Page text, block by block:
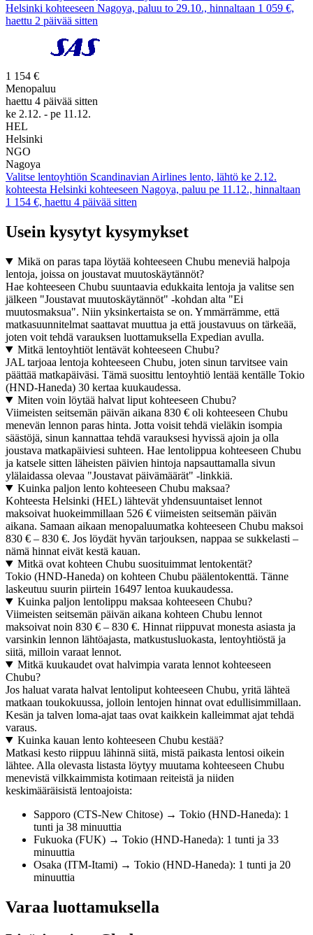
Helsinki kohteeseen Nagoya, paluu to 29.10., hinnaltaan 1 059 €,
haettu 2 päivää sitten
1 154 €
Menopaluu
haettu 4 päivää sitten
ke 2.12. - pe 11.12.
HEL
Helsinki
NGO
Nagoya
Valitse lentoyhtiön Scandinavian Airlines lento, lähtö ke 2.12.
kohteesta Helsinki kohteeseen Nagoya, paluu pe 11.12., hinnaltaan
1 154 €, haettu 4 päivää sitten
Usein kysytyt kysymykset
Mikä on paras tapa löytää kohteeseen Chubu meneviä halpoja
lentoja, joissa on joustavat muutoskäytännöt?
Hae kohteeseen Chubu suuntaavia edukkaita lentoja ja valitse sen
jälkeen "Joustavat muutoskäytännöt" -kohdan alta "Ei
muutosmaksua". Niin yksinkertaista se on. Ymmärrämme, että
matkasuunnitelmat saattavat muuttua ja että joustavuus on tärkeää,
joten voit tehdä varauksen luottamuksella Expedian avulla.
Mitkä lentoyhtiöt lentävät kohteeseen Chubu?
JAL tarjoaa lentoja kohteeseen Chubu, joten sinun tarvitsee vain
päättää matkapäiväsi. Tämä suosittu lentoyhtiö lentää kentälle Tokio
(HND-Haneda) 30 kertaa kuukaudessa.
Miten voin löytää halvat liput kohteeseen Chubu?
Viimeisten seitsemän päivän aikana 830 € oli kohteeseen Chubu
menevän lennon paras hinta. Jotta voisit tehdä vieläkin isompia
säästöjä, sinun kannattaa tehdä varauksesi hyvissä ajoin ja olla
joustava matkapäiviesi suhteen. Hae lentolippua kohteeseen Chubu
ja katsele sitten läheisten päivien hintoja napsauttamalla sivun
ylälaidassa olevaa "Joustavat päivämäärät" -linkkiä.
Kuinka paljon lento kohteeseen Chubu maksaa?
Kohteesta Helsinki (HEL) lähtevät yhdensuuntaiset lennot
maksoivat huokeimmillaan 526 € viimeisten seitsemän päivän
aikana. Samaan aikaan menopaluumatka kohteeseen Chubu maksoi
830 € – 830 €. Jos löydät hyvän tarjouksen, nappaa se sukkelasti –
nämä hinnat eivät kestä kauan.
Mitkä ovat kohteen Chubu suosituimmat lentokentät?
Tokio (HND-Haneda) on kohteen Chubu päälentokenttä. Tänne
laskeutuu suurin piirtein 16497 lentoa kuukaudessa.
Kuinka paljon lentolippu maksaa kohteeseen Chubu?
Viimeisten seitsemän päivän aikana kohteen Chubu lennot
maksoivat noin 830 € – 830 €. Hinnat riippuvat monesta asiasta ja
varsinkin lennon lähtöajasta, matkustusluokasta, lentoyhtiöstä ja
siitä, milloin varaat lennot.
Mitkä kuukaudet ovat halvimpia varata lennot kohteeseen
Chubu?
Jos haluat varata halvat lentoliput kohteeseen Chubu, yritä lähteä
matkaan toukokuussa, jolloin lentojen hinnat ovat edullisimmillaan.
Kesän ja talven loma-ajat taas ovat kaikkein kalleimmat ajat tehdä
varaus.
Kuinka kauan lento kohteeseen Chubu kestää?
Matkasi kesto riippuu lähinnä siitä, mistä paikasta lentosi oikein
lähtee. Alla olevasta listasta löytyy muutama kohteeseen Chubu
menevistä vilkkaimmista kotimaan reiteistä ja niiden
keskimääräisistä lentoajoista:
Sapporo (CTS-New Chitose) → Tokio (HND-Haneda): 1
tunti ja 38 minuuttia
Fukuoka (FUK) → Tokio (HND-Haneda): 1 tunti ja 33
minuuttia
Osaka (ITM-Itami) → Tokio (HND-Haneda): 1 tunti ja 20
minuuttia
Varaa luottamuksella